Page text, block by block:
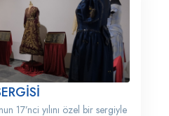
17’nci yılını özel bir sergiyle